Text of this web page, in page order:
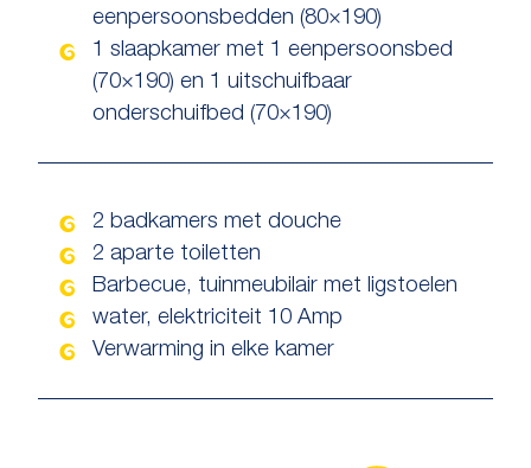
eenpersoonsbedden (80×190)
1 slaapkamer met 1 eenpersoonsbed
(70×190) en 1 uitschuifbaar
onderschuifbed (70×190)
2 badkamers met douche
2 aparte toiletten
Barbecue, tuinmeubilair met ligstoelen
water, elektriciteit 10 Amp
Verwarming in elke kamer